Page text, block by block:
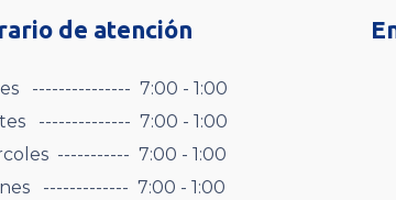
de atención
--------------- 7:00 - 1:00
-------------- 7:00 - 1:00
----------- 7:00 - 1:00
------------- 7:00 - 1:00